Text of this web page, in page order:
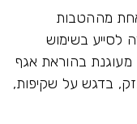
מההטבות
לסייע בשימוש
מעוגנת בהוראת אגף
בזק, בדגש על שקיפות,